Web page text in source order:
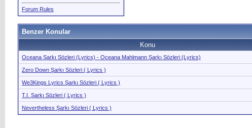
Forum Rules
Benzer Konular
Konu
Oceana Şarkı Sözleri (Lyrics) - Oceana Mahlmann Şarkı Sözleri (Lyrics)
Zero Down Şarkı Sözleri ( Lyrics )
We3Kings Lyrics Şarkı Sözleri ( Lyrics )
T.I. Şarkı Sözleri ( Lyrics )
Nevertheless Şarkı Sözleri ( Lyrics )